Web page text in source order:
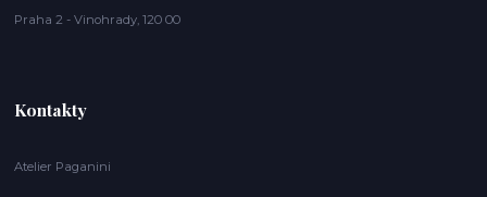
Praha 2 - Vinohrady, 120 00
Kontakty
Atelier Paganini